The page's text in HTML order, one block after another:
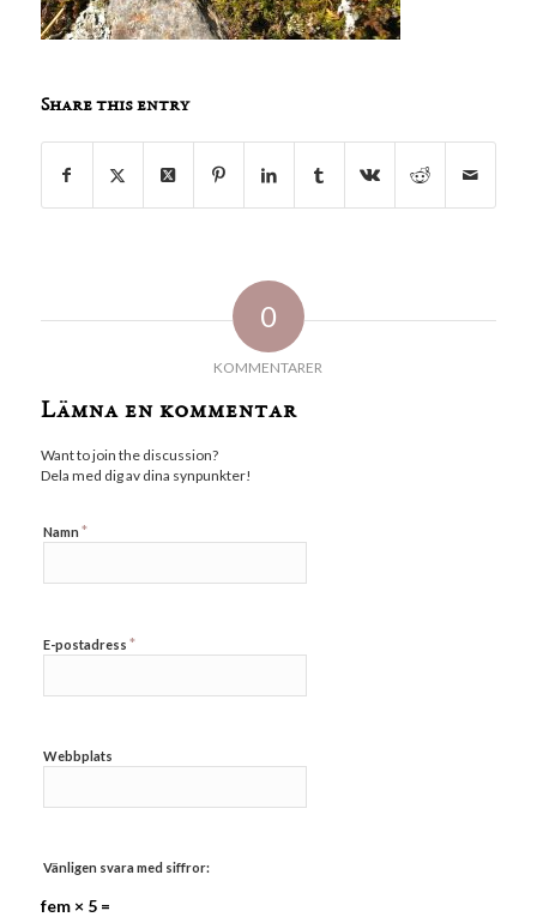
Share this entry
0
KOMMENTARER
Lämna en kommentar
Want to join the discussion?
Dela med dig av dina synpunkter!
Namn *
E-postadress *
Webbplats
Vänligen svara med siffror:
fem × 5 =